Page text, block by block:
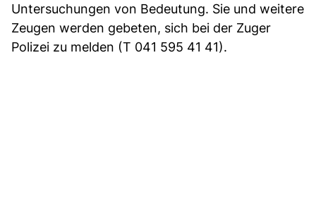
Untersuchungen von Bedeutung. Sie und weitere
Zeugen werden gebeten, sich bei der Zuger
Polizei zu melden (T 041 595 41 41).